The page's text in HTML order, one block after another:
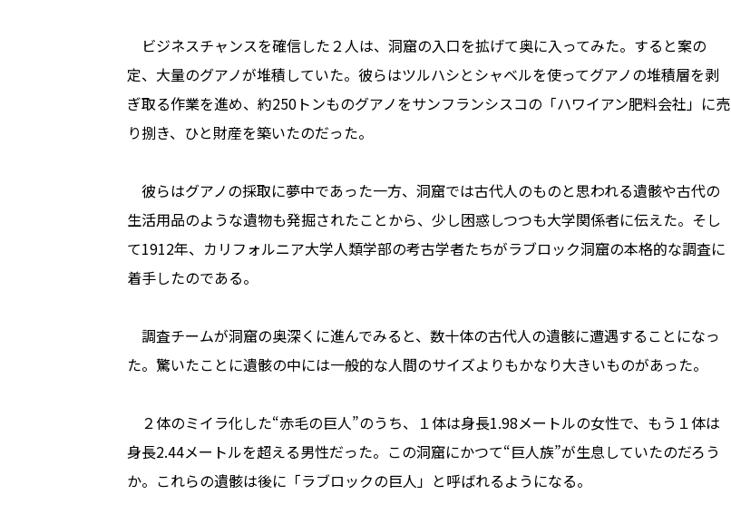
ビジネスチャンスを確信した２人は、洞窟の入口を拡げて奥に入ってみた。すると案の
定、大量のグアノが堆積していた。彼らはツルハシとシャベルを使ってグアノの堆積層を剥
ぎ取る作業を進め、約250トンものグアノをサンフランシスコの「ハワイアン肥料会社」に売
り捌き、ひと財産を築いたのだった。
彼らはグアノの採取に夢中であった一方、洞窟では古代人のものと思われる遺骸や古代の
生活用品のような遺物も発掘されたことから、少し困惑しつつも大学関係者に伝えた。そし
て1912年、カリフォルニア大学人類学部の考古学者たちがラブロック洞窟の本格的な調査に
着手したのである。
調査チームが洞窟の奥深くに進んでみると、数十体の古代人の遺骸に遭遇することになっ
た。驚いたことに遺骸の中には一般的な人間のサイズよりもかなり大きいものがあった。
２体のミイラ化した“赤毛の巨人”のうち、１体は身長1.98メートルの女性で、もう１体は
身長2.44メートルを超える男性だった。この洞窟にかつて“巨人族”が生息していたのだろう
か。これらの遺骸は後に「ラブロックの巨人」と呼ばれるようになる。